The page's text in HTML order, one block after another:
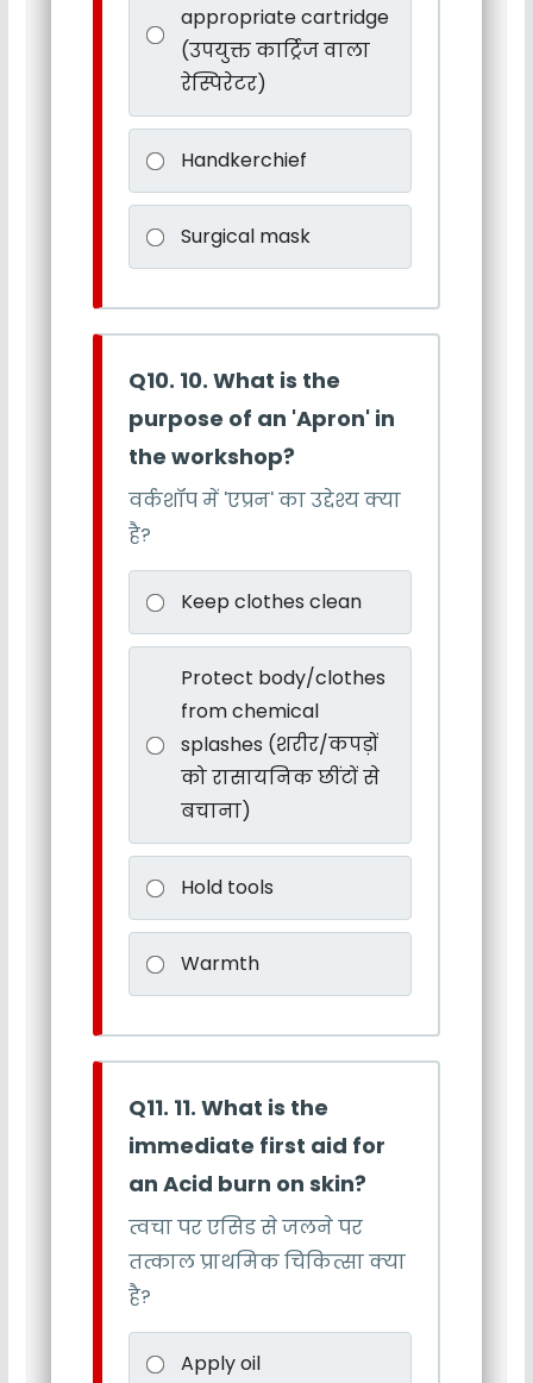
appropriate cartridge
(उपयुक्त कार्ट्रिज वाला
रेस्पिरेटर)
Handkerchief
Surgical mask
Q10. 10. What is the
purpose of an 'Apron' in
the workshop?
वर्कशॉप में 'एप्रन' का उद्देश्य क्या
है?
Keep clothes clean
Protect body/clothes
from chemical
splashes (शरीर/कपड़ों
को रासायनिक छींटों से
बचाना)
Hold tools
Warmth
Q11. 11. What is the
immediate first aid for
an Acid burn on skin?
त्वचा पर एसिड से जलने पर
तत्काल प्राथमिक चिकित्सा क्या
है?
Apply oil